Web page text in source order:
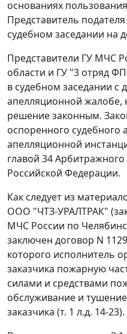
основаниях
Представитель
судебном заседании на
Представители ГУ МЧС
области и ГУ "3 отряд
в судебном заседании
апелляционной жалобе,
решение законным.
оспоренного судебного
апелляционной
главой 34Арбитражного
Российской Федерации.
Как следует из
ООО "ЧТЗ-УРАЛТРАК"
МЧС России по
заключен договор N
которого исполнитель
заказчика пожарную
силами и средствами
обслуживание и
заказчика (т. 1 л.д. 14-23).